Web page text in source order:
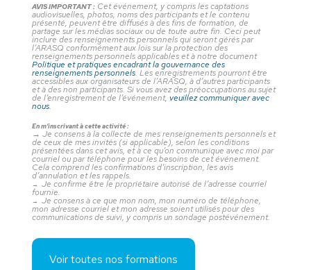
AVIS IMPORTANT : Cet événement, y compris les captations
audiovisuelles, photos, noms des participants et le contenu
présenté, peuvent être diffusés à des fins de formation, de
partage sur les médias sociaux ou de toute autre fin. Ceci peut
inclure des renseignements personnels qui seront gérés par
l’ARASQ conformément aux lois sur la protection des
renseignements personnels applicables et à notre document
Politique et pratiques encadrant la gouvernance des
renseignements personnels. Les enregistrements pourront être
accessibles aux organisateurs de l’ARASQ, à d’autres participants
et à des non participants. Si vous avez des préoccupations au sujet
de l’enregistrement de l’événement,veuillez communiquer avec
nous.
En m’inscrivant à cette activité :
→Je consens à la collecte de mes renseignements personnels et
de ceux de mes invités (si applicable), selon les conditions
présentées dans cet avis, et à ce qu’on communique avec moi par
courriel ou par téléphone pour les besoins de cet événement.
Cela comprend les confirmations d’inscription, les avis
d’annulation et les rappels.
→ Je confirme être le propriétaire autorisé de l’adresse courriel
fournie.
→ Je consens à ce que mon nom, mon numéro de téléphone,
mon adresse courriel et mon adresse soient utilisés pour des
communications de suivi, y compris un sondage postévénement.
Voir toutes nos formations